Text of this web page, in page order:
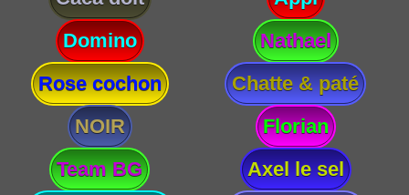
Domino
Nathael
Rose cochon
Chatte & paté
NOIR
Florian
Team BG
Axel le sel